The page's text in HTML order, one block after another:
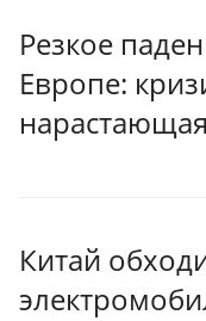
Резкое
Европе:
Китай